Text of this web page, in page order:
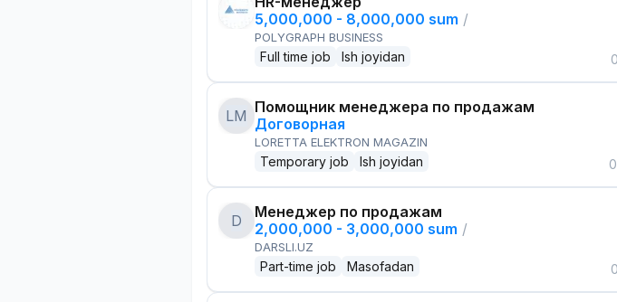
5,000,000 - 8,000,000 sum /
POLYGRAPH BUSINESS
Full time job Ish joyidan
LM Помощник менеджера по продажам
Договорная
LORETTA ELEKTRON MAGAZIN
Temporary job Ish joyidan
D
Менеджер по продажам
2,000,000 - 3,000,000 sum /
DARSLI.UZ
Part-time job Masofadan